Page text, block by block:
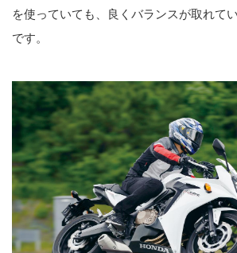
を使っていても、良くバランスが取れて
です。